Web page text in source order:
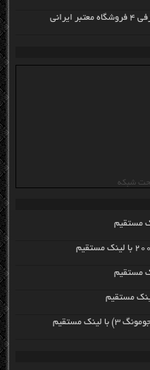
شبکه
مستقیم
مستقیم
مستقیم